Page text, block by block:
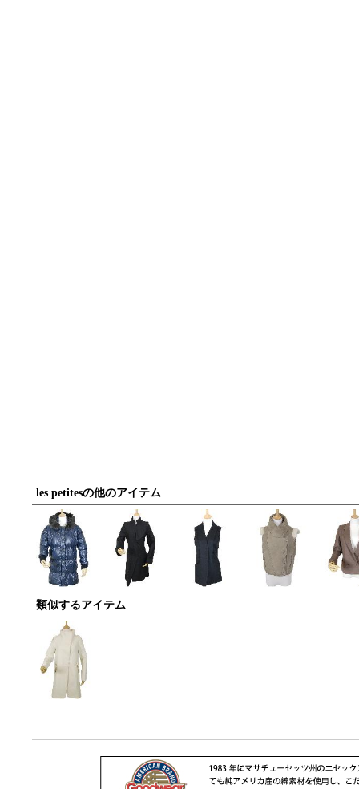
les petitesの他のアイテム
類似するアイテム